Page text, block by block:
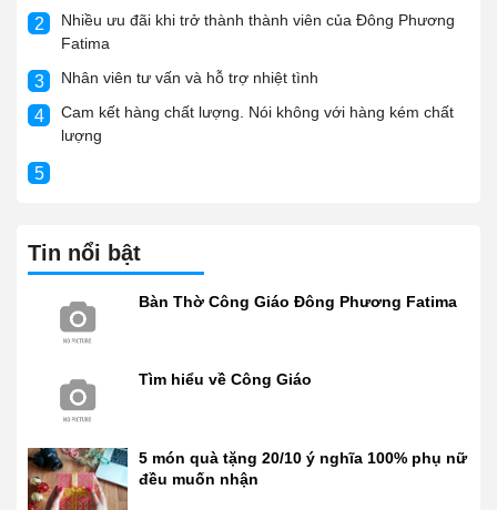
2
Nhiều ưu đãi khi trở thành thành viên của Đông Phương
Fatima
3 Nhân viên tư vấn và hỗ trợ nhiệt tình
4
Cam kết hàng chất lượng. Nói không với hàng kém chất
lượng
5
Tin nổi bật
Bàn Thờ Công Giáo Đông Phương Fatima
Tìm hiểu về Công Giáo
5 món quà tặng 20/10 ý nghĩa 100% phụ nữ
đều muốn nhận